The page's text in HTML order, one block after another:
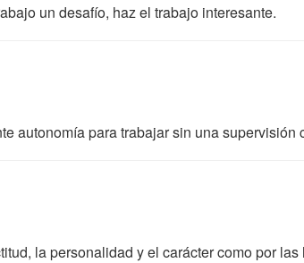
un desafío, haz el trabajo interesante.
autonomía para trabajar sin una supervisión
la personalidad y el carácter como por